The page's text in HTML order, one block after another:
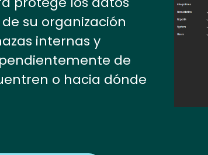
su organización
internas y
de
o hacia dónde